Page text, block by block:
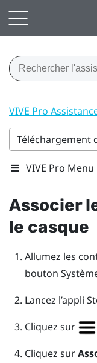
VIVE Pro
Téléchargement
VIVE Pro Menu
Associer
le casque
Allumez les
bouton
Lancez l’appli
Cliquez sur
Cliquez sur